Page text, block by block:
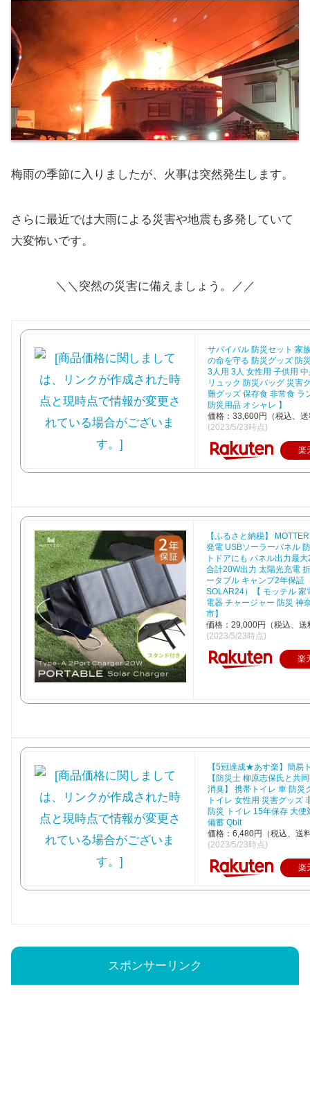
梅雨の季節に入りましたが、火事は突然発生します。
さらに最近では大雨による災害や地震も多発していて
大変怖いです。
＼＼突然の災害に備えましょう。／／
サバイバル 防災セット 家
の命を守る 防災グッズ 防
3人用 3人 女性用 子供用
リュック 防災バッグ 災害
難グッズ 保存食 非常食 ラ
防災用品 オシャレ 】
価格：33,600円（税込、
(2023/5/23時点)
楽
【ふるさと納税】
発電 USBソーラーパネル
トドアにも パネル出力最
合計20W出力 太陽光充電
ータブル キャンプ2年保証
SOLAR24）【 モッテル 家
電器 チャージャー 防災 神
市】
価格：29,000円（税込、送
(2023/5/23時点)
楽
【5冠達成★あす楽】簡易
【防災士 柳原志保氏と共
消臭】 携帯トイレ 車 防災
トイレ 女性用 災害グッズ
防災 トイレ 15年保存 大便
備蓄 Qbit
価格：6,480円（税込、送
(2023/5/23時点)
楽
スポンサーリンク